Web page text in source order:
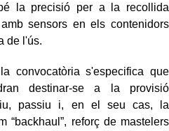
la precisió per a la recollida
sensors en els contenidors
de l'ús.
convocatòria s'especifica que
destinar-se a la provisió
passiu i, en el seu cas, la
“backhaul”, reforç de mastelers